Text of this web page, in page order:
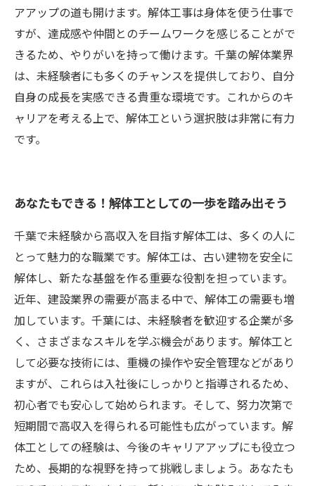
アアップの道も開けます。解体工事は身体を使う仕事で
すが、達成感や仲間とのチームワークを感じることがで
きるため、やりがいを持って働けます。千葉の解体業界
は、未経験者にも多くのチャンスを提供しており、自分
自身の成長を実感できる貴重な環境です。これからのキ
ャリアを考える上で、解体工という選択肢は非常に有力
です。
あなたもできる！解体工としての一歩を踏み出そう
千葉で未経験から高収入を目指す解体工は、多くの人に
とって魅力的な職業です。解体工は、古い建物を安全に
解体し、新たな基盤を作る重要な役割を担っています。
近年、建設業界の需要が高まる中で、解体工の需要も増
加しています。千葉には、未経験者を歓迎する企業が多
く、さまざまなスキルを学ぶ機会があります。解体工と
して必要な技術には、重機の操作や安全管理などがあり
ますが、これらは入社後にしっかりと指導されるため、
初心者でも安心して始められます。そして、努力次第で
短期間で高収入を得られる可能性も広がっています。解
体工としての経験は、今後のキャリアアップにも役立つ
ため、長期的な視野を持って挑戦しましょう。あなたも